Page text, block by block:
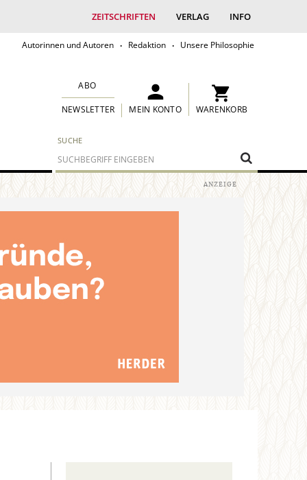
ZEITSCHRIFTEN VERLAG INFO
Autorinnen und Autoren Redaktion Unsere Philosophie
SUCHE
ABO
NEWSLETTER MEIN KONTO WARENKORB